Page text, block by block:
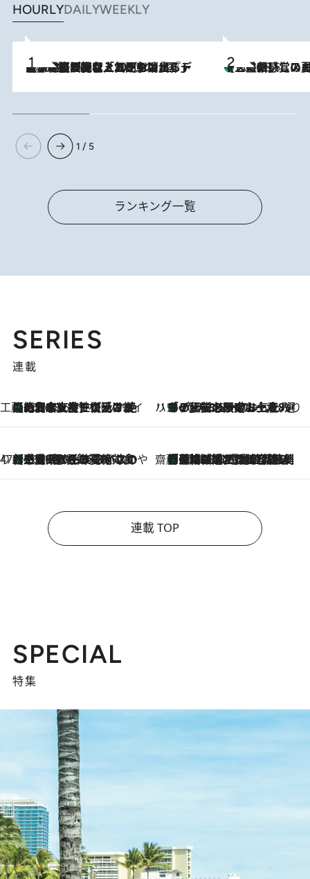
HOURLYDAILYWEEKLY
2026.8.5
【なぜ吉沢亮は「気配を消せる」のか？】興行収入208億の『国宝』を経て挑むミュージカル『ディア・エヴァン・ハンセン』。トップ俳優が舞台上でさらけ出した“孤独”とは 2026.8.6
【三重県】この夏絶対食べたい 冷やしておいしいおやつ3選 お餅×
1 / 5
ランキング一覧
SERIES
連載
工藤まやのおもてなしハワイ
2026.8.6
【ハワイ土産】ローカルの絶大な支持で復活！ 絶品の幻クッキー《元ファンの日本人女性が受け継いだ名店》 ハワイ賢者 リサのお気に入りリスト2026.8.6
あの伝説の限定トートも！ リニューアルした「ディーン＆デルーカ ハワイ」で必須のお土産8選
47都道府県の手みやげ ひんやりスイーツで夏を満喫
2026.8.6
【三重県】この夏絶対食べたい 冷やしておいしいおやつ3選 お餅×アイスの新感覚スイーツ 齋藤 薫 美容脳ルネサンス
2026.8.6
「荷物が増えるほど旅ストレスは増す」美容ジャーナリストがたどり着いた最終結論。“化粧品を劇的に減らす”感動の凝縮美容とは
連載 TOP
SPECIAL
特集